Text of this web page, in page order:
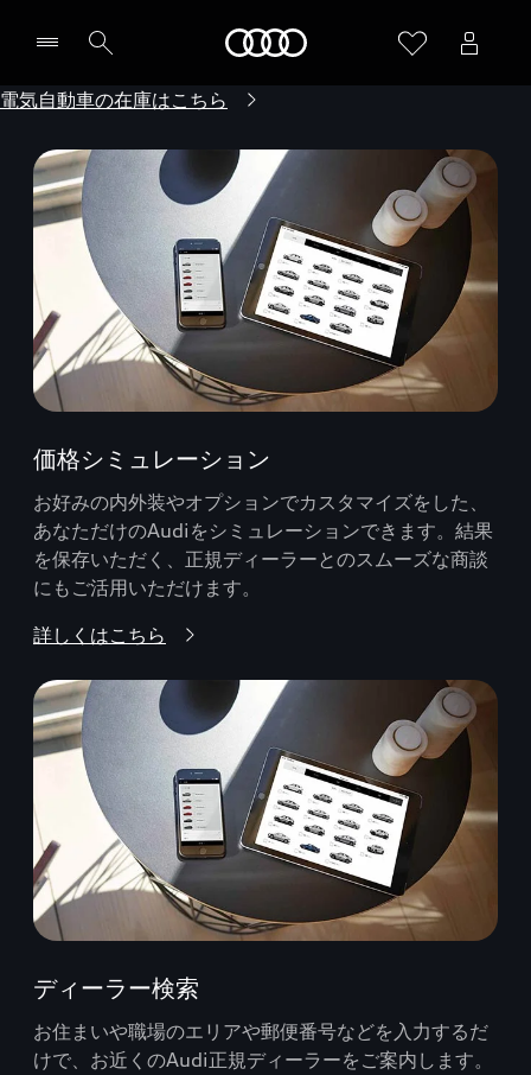
電気自動車の在庫はこちら
価格シミュレーション
お好みの内外装やオプションでカスタマイズをした、
あなただけのAudiをシミュレーションできます。結果
を保存いただく、正規ディーラーとのスムーズな商談
にもご活用いただけます。
詳しくはこちら
ディーラー検索
お住まいや職場のエリアや郵便番号などを入力するだ
けで、お近くのAudi正規ディーラーをご案内します。